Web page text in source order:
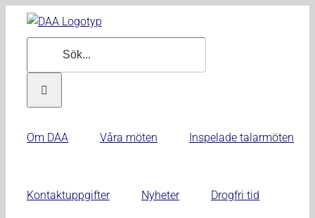
Fortsätt
Om DAA Våra möten Inspelade talarmöten
Kontaktuppgifter Nyheter Drogfri tid